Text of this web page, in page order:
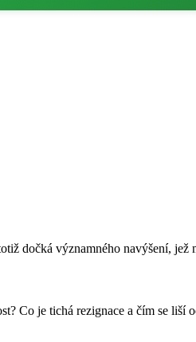
dočká významného navýšení, jež
Co je tichá rezignace a čím se